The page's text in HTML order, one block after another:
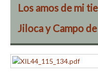
Los amos de mi
Jiloca y Campo